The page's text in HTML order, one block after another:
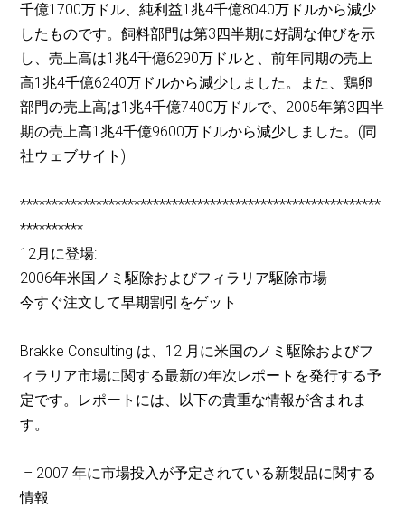
千億1700万ドル、純利益1兆4千億8040万ドルから減少
したものです。飼料部門は第3四半期に好調な伸びを示
し、売上高は1兆4千億6290万ドルと、前年同期の売上
高1兆4千億6240万ドルから減少しました。また、鶏卵
部門の売上高は1兆4千億7400万ドルで、2005年第3四半
期の売上高1兆4千億9600万ドルから減少しました。(同
社ウェブサイト)
*********************************************************
**********
12月に登場:
2006年米国ノミ駆除およびフィラリア駆除市場
今すぐ注文して早期割引をゲット
Brakke Consulting は、12 月に米国のノミ駆除およびフ
ィラリア市場に関する最新の年次レポートを発行する予
定です。レポートには、以下の貴重な情報が含まれま
す。
– 2007 年に市場投入が予定されている新製品に関する
情報